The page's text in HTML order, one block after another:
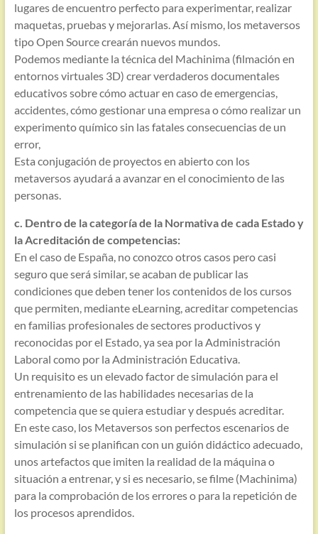
lugares de encuentro perfecto para experimentar, realizar
maquetas, pruebas y mejorarlas. Así mismo, los metaversos
tipo Open Source crearán nuevos mundos.
Podemos mediante la técnica del Machinima (filmación en
entornos virtuales 3D) crear verdaderos documentales
educativos sobre cómo actuar en caso de emergencias,
accidentes, cómo gestionar una empresa o cómo realizar un
experimento químico sin las fatales consecuencias de un
error,
Esta conjugación de proyectos en abierto con los
metaversos ayudará a avanzar en el conocimiento de las
personas.
c. Dentro de la categoría de la Normativa de cada Estado y
la Acreditación de competencias:
En el caso de España, no conozco otros casos pero casi
seguro que será similar, se acaban de publicar las
condiciones que deben tener los contenidos de los cursos
que permiten, mediante eLearning, acreditar competencias
en familias profesionales de sectores productivos y
reconocidas por el Estado, ya sea por la Administración
Laboral como por la Administración Educativa.
Un requisito es un elevado factor de simulación para el
entrenamiento de las habilidades necesarias de la
competencia que se quiera estudiar y después acreditar.
En este caso, los Metaversos son perfectos escenarios de
simulación si se planifican con un guión didáctico adecuado,
unos artefactos que imiten la realidad de la máquina o
situación a entrenar, y si es necesario, se filme (Machinima)
para la comprobación de los errores o para la repetición de
los procesos aprendidos.